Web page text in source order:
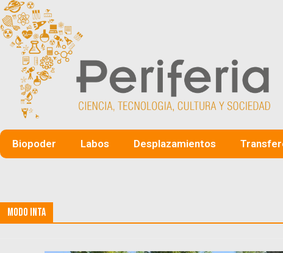
Biopoder Labos Desplazamientos
Modo Inta